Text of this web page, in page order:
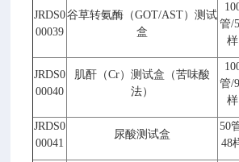
JRDS0
00039
谷草转氨酶（GOT/AST）测试
盒
管/
样
JRDS0
00040
肌酐（Cr）测试盒（苦味酸
法）
管/
样
JRDS0
00041
尿酸测试盒
50
48